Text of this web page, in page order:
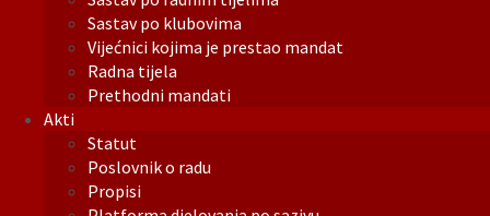
Sastav po klubovima
Vijećnici kojima je prestao mandat
Radna tijela
Prethodni mandati
Akti
Statut
Poslovnik o radu
Propisi